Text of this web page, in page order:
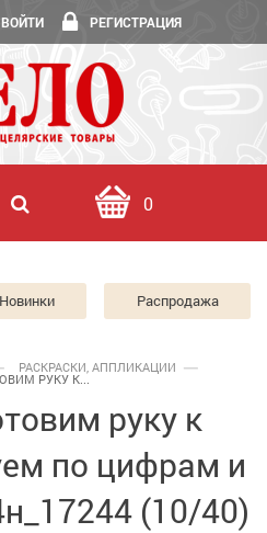
ВОЙТИ РЕГИСТРАЦИЯ
0
Новинки Распродажа
РАСКРАСКИ, АППЛИКАЦИИ
РУКУ К...
руку к
по цифрам и
(10/40)